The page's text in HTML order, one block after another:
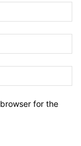
for the